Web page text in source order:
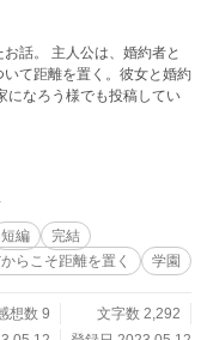
約者と
て距離を置く。彼女と婚約
短編
完結
らこそ距離を置く 学園
想数 9
文字数 2,292